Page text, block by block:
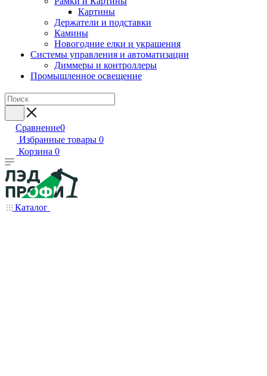
Картины
Держатели и подставки
Камины
Новогодние елки и украшения
Системы управления и автоматизации
Диммеры и контроллеры
Промышленное освещение
Сравнение0
Избранные товары 0
Корзина 0
Каталог